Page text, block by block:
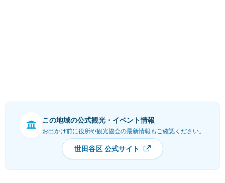
この地域の公式観光・イベント情報
お出かけ前に役所や観光協会の最新情報もご確認ください。
世田谷区 公式サイト